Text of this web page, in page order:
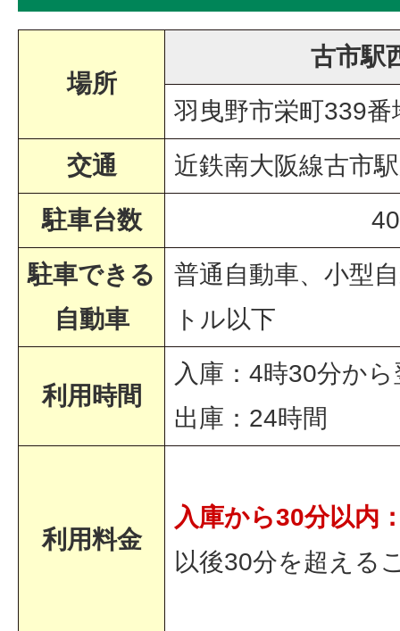
場所
古市駅
羽曳野市栄町339番
交通
近鉄南大阪線古市
駐車台数
駐車できる
自動車
普通自動車、小型
トル以下
利用時間
入庫：4時30分か
出庫：24時間
利用料金
入庫から30分以内
以後30分を超える